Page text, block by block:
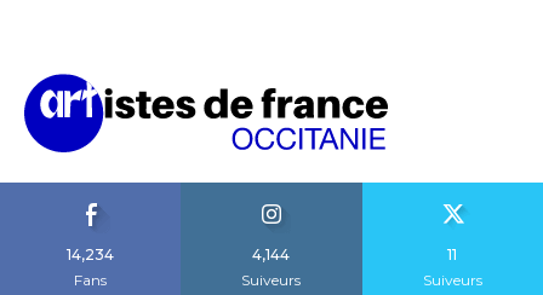
14,234
Fans
4,144
Suiveurs
11
Suiveurs